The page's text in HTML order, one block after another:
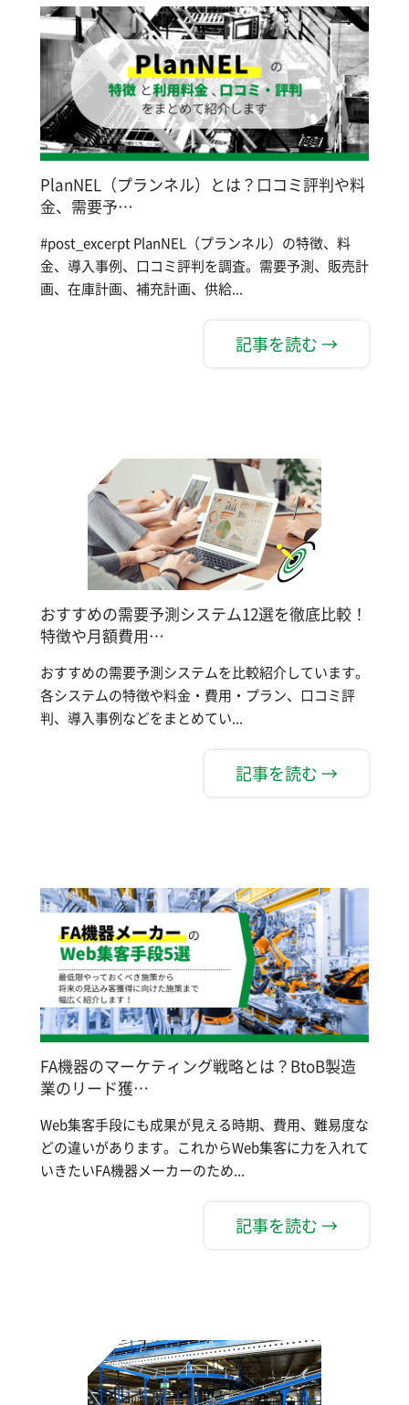
PlanNEL（プランネル）とは？口コミ評判や料
金、需要予…
#post_excerpt PlanNEL（プランネル）の特徴、料
金、導入事例、口コミ評判を調査。需要予測、販売計
画、在庫計画、補充計画、供給...
記事を読む →
おすすめの需要予測システム12選を徹底比較！
特徴や月額費用…
おすすめの需要予測システムを比較紹介しています。
各システムの特徴や料金・費用・プラン、口コミ評
判、導入事例などをまとめてい...
記事を読む →
FA機器のマーケティング戦略とは？BtoB製造
業のリード獲…
Web集客手段にも成果が見える時期、費用、難易度な
どの違いがあります。これからWeb集客に力を入れて
いきたいFA機器メーカーのため...
記事を読む →